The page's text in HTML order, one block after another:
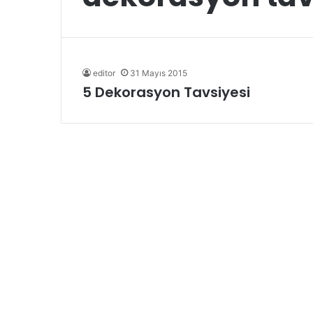
editor 31 Mayıs 2015
5 Dekorasyon Tavsiyesi